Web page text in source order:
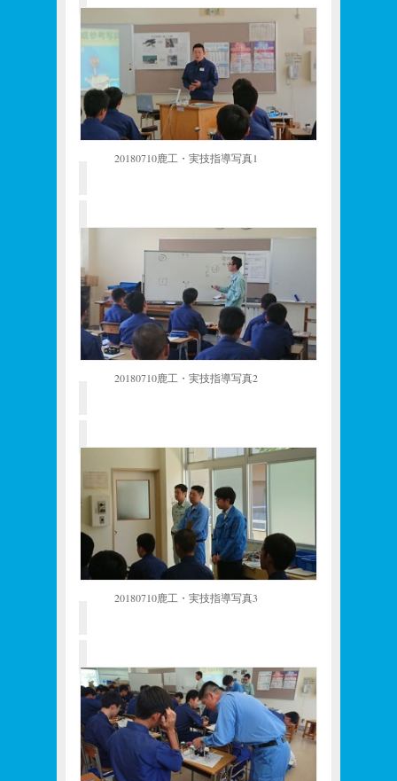
20180710鹿工・実技指導写真1
20180710鹿工・実技指導写真2
20180710鹿工・実技指導写真3